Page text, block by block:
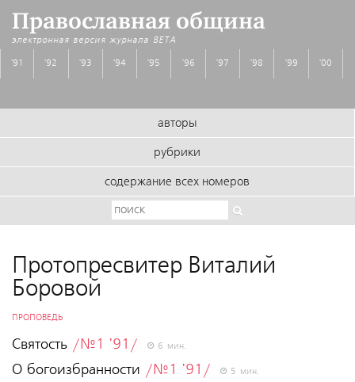
Православная община
электронная версия журнала BETA
'91 '92 '93 '94 '95 '96 '97 '98 '99 '00
авторы
рубрики
содержание всех номеров
Протопресвитер Виталий
Боровой
ПРОПОВЕДЬ
Святость /№1 '91/ 6 мин.
О богоизбранности /№1 '91/ 5 мин.